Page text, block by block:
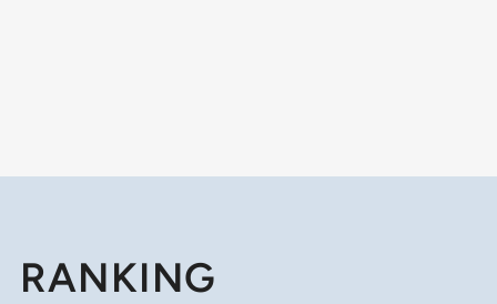
RANKING